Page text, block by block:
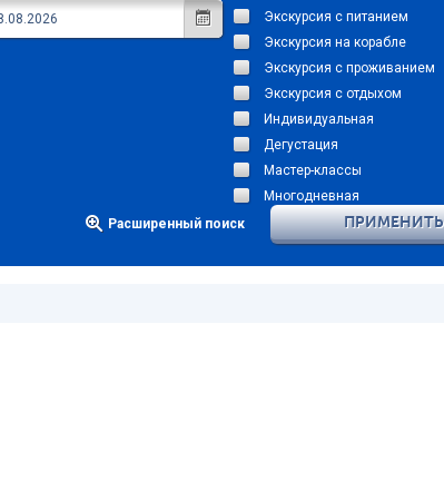
Экскурсия с питанием
Экскурсия на корабле
Экскурсия с проживанием
Экскурсия с отдыхом
Индивидуальная
Дегустация
Мастер-классы
Многодневная
Расширенный поиск ПРИМЕНИТЬ